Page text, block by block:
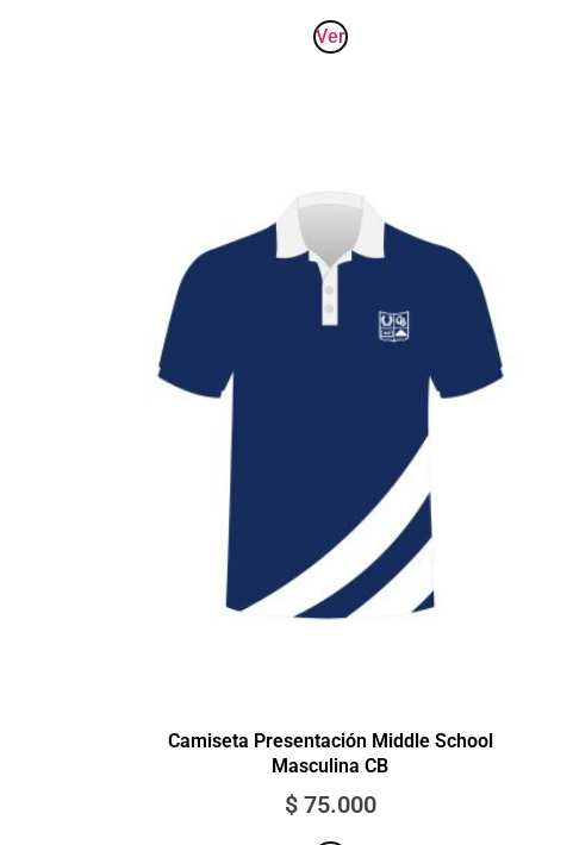
Ver
Camiseta Presentación Middle School
Masculina CB
$75.000